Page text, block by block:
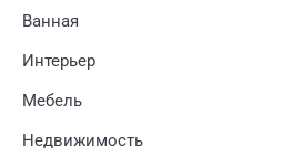
Ванная
Интерьер
Мебель
Недвижимость